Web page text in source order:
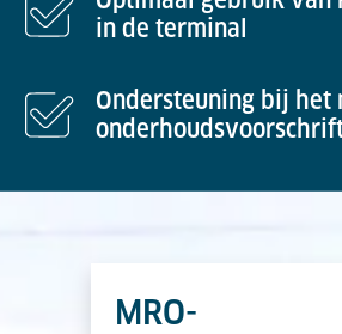
in de terminal
Ondersteuning bij het
MRO-